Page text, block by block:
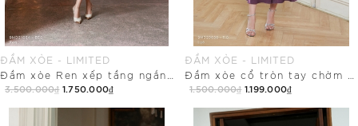
ĐẦM XÒE - LIMITED
3.500.000₫ 1.750.000₫
ĐẦM XÒE - LIMITED
1.500.000₫ 1.199.000₫
Mua Ngay